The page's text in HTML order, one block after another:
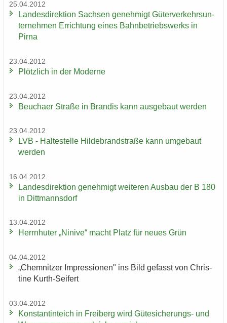
25.04.2012
Lan­des­di­rek­ti­on Sach­sen ge­neh­migt Gü­ter­ver­kehrs­un­
ter­neh­men Er­rich­tung eines Bahn­be­triebs­werks in
Pirna
23.04.2012
Plötz­lich in der Mo­der­ne
23.04.2012
Beu­cha­er Stra­ße in Bran­dis kann aus­ge­baut wer­den
23.04.2012
LVB - Hal­te­stel­le Hil­de­brand­stra­ße kann um­ge­baut
wer­den
16.04.2012
Lan­des­di­rek­ti­on ge­neh­migt wei­te­ren Aus­bau der B 180
in Ditt­manns­dorf
13.04.2012
Herrn­hu­ter „Ni­ni­ve“ macht Platz für neues Grün
04.04.2012
„Chem­nit­zer Im­pres­sio­nen" ins Bild ge­fasst von Chris­
ti­ne Kurth-​Seifert
03.04.2012
Kon­stan­tin­teich in Frei­berg wird Gütesicherungs-​ und